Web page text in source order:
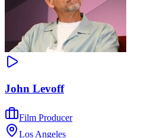
John Levoff
Film Producer
Los Angeles